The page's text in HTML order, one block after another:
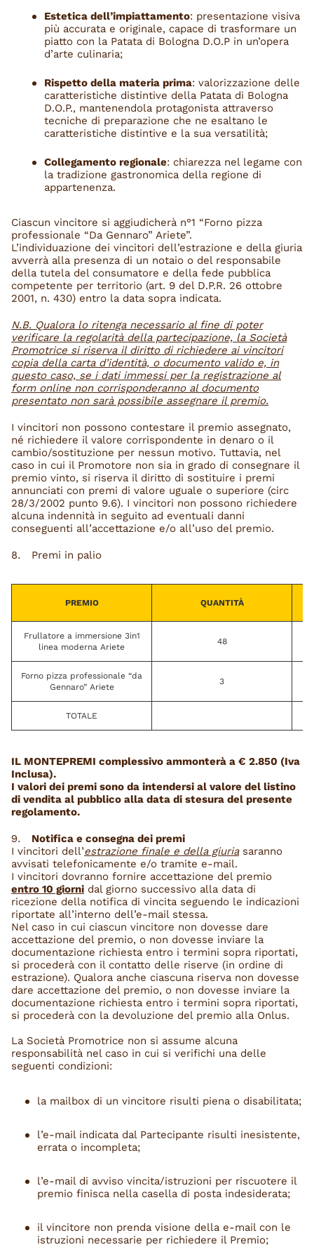
Estetica dell’impiattamento: presentazione visiva
più accurata e originale, capace di trasformare un
piatto con la Patata di Bologna D.O.P in un’opera
d’arte culinaria;
Rispetto della materia prima: valorizzazione delle
caratteristiche distintive della Patata di Bologna
D.O.P., mantenendola protagonista attraverso
tecniche di preparazione che ne esaltano le
caratteristiche distintive e la sua versatilità;
Collegamento regionale: chiarezza nel legame con
la tradizione gastronomica della regione di
appartenenza.
Ciascun vincitore si aggiudicherà n°1 “Forno pizza
professionale “Da Gennaro” Ariete”.
L’individuazione dei vincitori dell’estrazione e della giuria
avverrà alla presenza di un notaio o del responsabile
della tutela del consumatore e della fede pubblica
competente per territorio (art. 9 del D.P.R. 26 ottobre
2001, n. 430) entro la data sopra indicata.
N.B. Qualora lo ritenga necessario al fine di poter
verificare la regolarità della partecipazione, la Società
Promotrice si riserva il diritto di richiedere ai vincitori
copia della carta d’identità, o documento valido e, in
questo caso, se i dati immessi per la registrazione al
form online non corrisponderanno al documento
presentato non sarà possibile assegnare il premio.
I vincitori non possono contestare il premio assegnato,
né richiedere il valore corrispondente in denaro o il
cambio/sostituzione per nessun motivo. Tuttavia, nel
caso in cui il Promotore non sia in grado di consegnare il
premio vinto, si riserva il diritto di sostituire i premi
annunciati con premi di valore uguale o superiore (circ
28/3/2002 punto 9.6). I vincitori non possono richiedere
alcuna indennità in seguito ad eventuali danni
conseguenti all’accettazione e/o all’uso del premio.
Premi in palio
PREMIO QUANTITÀ
Frullatore a immersione 3in1
linea moderna Ariete
48
Forno pizza professionale “da
Gennaro” Ariete
3
TOTALE
IL MONTEPREMI complessivo ammonterà a € 2.850 (Iva
Inclusa).
I valori dei premi sono da intendersi al valore del listino
di vendita al pubblico alla data di stesura del presente
regolamento.
Notifica e consegna dei premi
I vincitori dell’estrazione finale e della giuriasaranno
avvisati telefonicamente e/o tramite e-mail.
I vincitori dovranno fornire accettazione del premio
entro 10 giorni dal giorno successivo alla data di
ricezione della notifica di vincita seguendo le indicazioni
riportate all’interno dell’e-mail stessa.
Nel caso in cui ciascun vincitore non dovesse dare
accettazione del premio, o non dovesse inviare la
documentazione richiesta entro i termini sopra riportati,
si procederà con il contatto delle riserve (in ordine di
estrazione). Qualora anche ciascuna riserva non dovesse
dare accettazione del premio, o non dovesse inviare la
documentazione richiesta entro i termini sopra riportati,
si procederà con la devoluzione del premio alla Onlus.
La Società Promotrice non si assume alcuna
responsabilità nel caso in cui si verifichi una delle
seguenti condizioni:
la mailbox di un vincitore risulti piena o disabilitata;
l’e-mail indicata dal Partecipante risulti inesistente,
errata o incompleta;
l’e-mail di avviso vincita/istruzioni per riscuotere il
premio finisca nella casella di posta indesiderata;
il vincitore non prenda visione della e-mail con le
istruzioni necessarie per richiedere il Premio;